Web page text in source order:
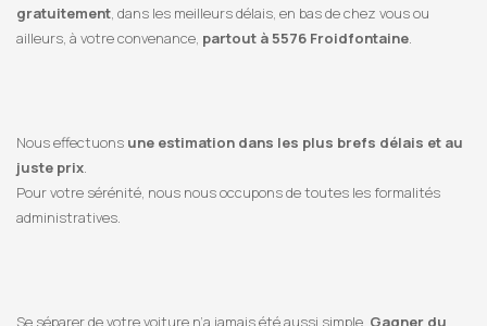
gratuitement, dans les meilleurs délais, en bas de chez vous ou
ailleurs, à votre convenance, partout à 5576 Froidfontaine.
Nous effectuons une estimation dans les plus brefs délais et au
juste prix.
Pour votre sérénité, nous nous occupons de toutes les formalités
administratives.
Se séparer de votre voiture n’a jamais été aussi simple. Gagner du